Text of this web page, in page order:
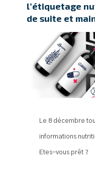
l’étiquetage
de suite et
Le 8 décembre
informations
Etes-vous prêt ?